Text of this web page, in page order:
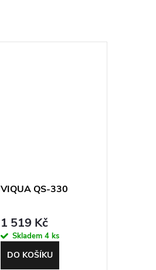
VIQUA QS-330
1 519 Kč
Skladem4 ks
DO KOŠÍKU